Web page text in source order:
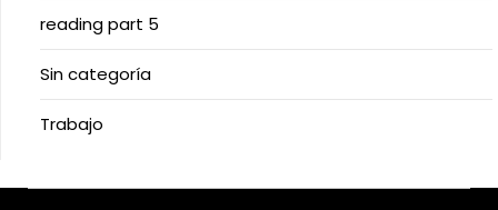
reading part 5
Sin categoría
Trabajo